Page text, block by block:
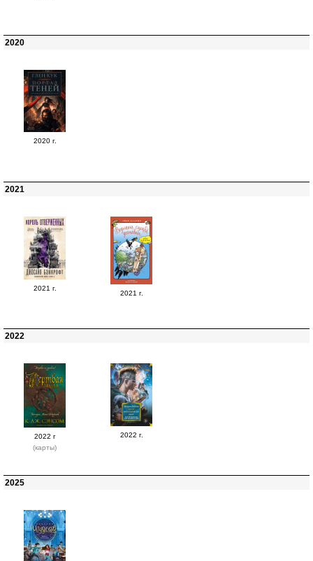
2020
2020 г.
2021
2021 г.
2021 г.
2022
2022 г
(карты)
2022 г.
2025